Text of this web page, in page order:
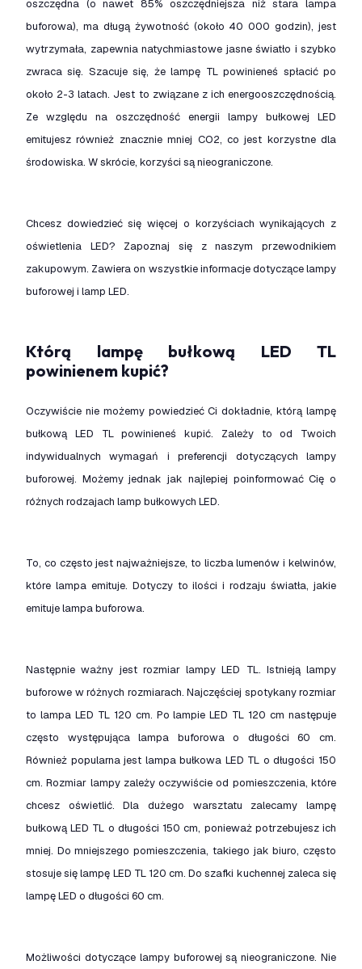
oszczędna (o nawet 85% oszczędniejsza niż stara lampa
buforowa), ma długą żywotność (około 40 000 godzin), jest
wytrzymała, zapewnia natychmiastowe jasne światło i szybko
zwraca się. Szacuje się, że lampę TL powinieneś spłacić po
około 2-3 latach. Jest to związane z ich energooszczędnością.
Ze względu na oszczędność energii lampy bułkowej LED
emitujesz również znacznie mniej CO2, co jest korzystne dla
środowiska. W skrócie, korzyści są nieograniczone.
Chcesz dowiedzieć się więcej o korzyściach wynikających z
oświetlenia LED? Zapoznaj się z naszym przewodnikiem
zakupowym. Zawiera on wszystkie informacje dotyczące lampy
buforowej i lamp LED.
Którą lampę bułkową LED TL
powinienem kupić?
Oczywiście nie możemy powiedzieć Ci dokładnie, którą lampę
bułkową LED TL powinieneś kupić. Zależy to od Twoich
indywidualnych wymagań i preferencji dotyczących lampy
buforowej. Możemy jednak jak najlepiej poinformować Cię o
różnych rodzajach lamp bułkowych LED.
To, co często jest najważniejsze, to liczba lumenów i kelwinów,
które lampa emituje. Dotyczy to ilości i rodzaju światła, jakie
emituje lampa buforowa.
Następnie ważny jest rozmiar lampy LED TL. Istnieją lampy
buforowe w różnych rozmiarach. Najczęściej spotykany rozmiar
to lampa LED TL 120 cm. Po lampie LED TL 120 cm następuje
często występująca lampa buforowa o długości 60 cm.
Również popularna jest lampa bułkowa LED TL o długości 150
cm. Rozmiar lampy zależy oczywiście od pomieszczenia, które
chcesz oświetlić. Dla dużego warsztatu zalecamy lampę
bułkową LED TL o długości 150 cm, ponieważ potrzebujesz ich
mniej. Do mniejszego pomieszczenia, takiego jak biuro, często
stosuje się lampę LED TL 120 cm. Do szafki kuchennej zaleca się
lampę LED o długości 60 cm.
Możliwości dotyczące lampy buforowej są nieograniczone. Nie